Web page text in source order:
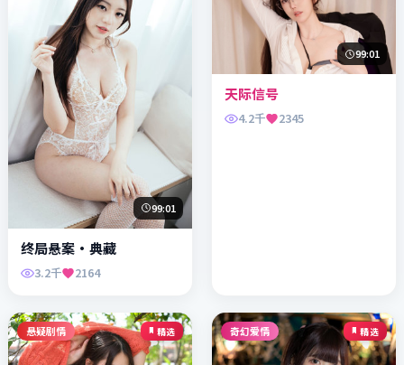
99:01
终局悬案·典藏
3.2千 2164
99:01
天际信号
4.2千 2345
悬疑剧情 精选 奇幻爱情 精选